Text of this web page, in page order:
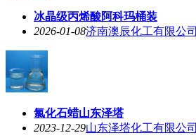
冰晶级丙烯酸阿科玛桶装
2026-01-08济南澳辰化工有限公司
氯化石蜡山东泽塔
2023-12-29山东泽塔化工有限公司